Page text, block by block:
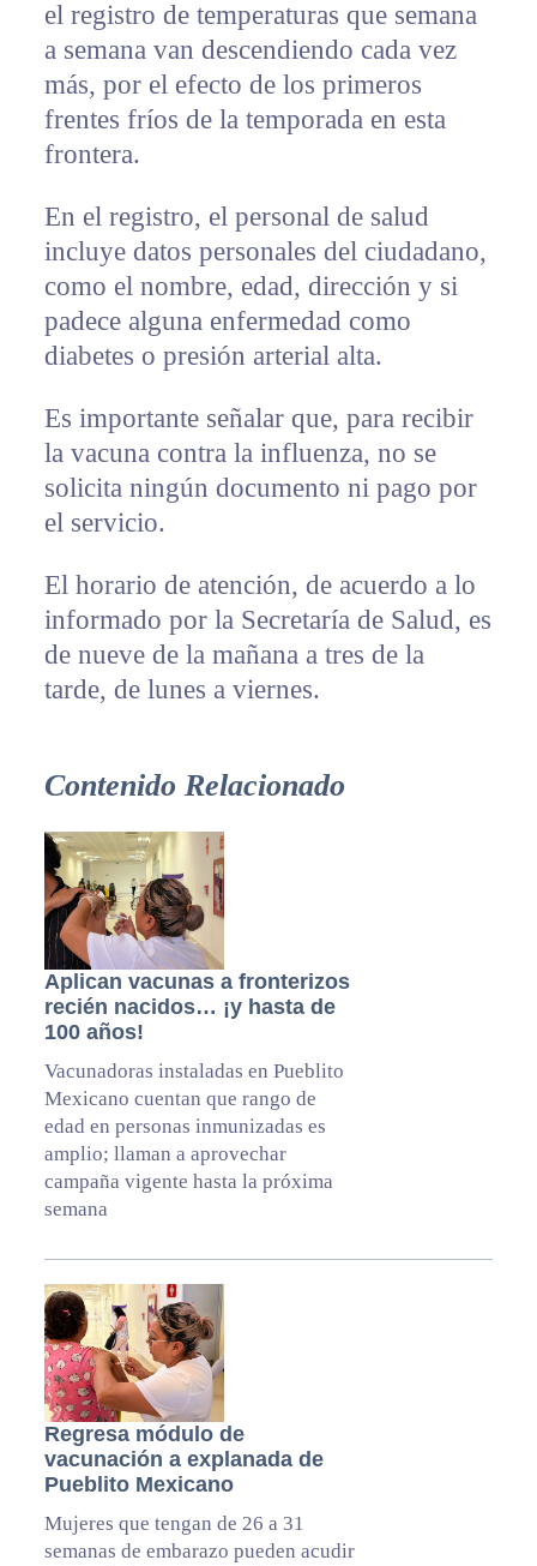
el registro de temperaturas que semana
a semana van descendiendo cada vez
más, por el efecto de los primeros
frentes fríos de la temporada en esta
frontera.
En el registro, el personal de salud
incluye datos personales del ciudadano,
como el nombre, edad, dirección y si
padece alguna enfermedad como
diabetes o presión arterial alta.
Es importante señalar que, para recibir
la vacuna contra la influenza, no se
solicita ningún documento ni pago por
el servicio.
El horario de atención, de acuerdo a lo
informado por la Secretaría de Salud, es
de nueve de la mañana a tres de la
tarde, de lunes a viernes.
Contenido Relacionado
Aplican vacunas a fronterizos
recién nacidos… ¡y hasta de
100 años!
Vacunadoras instaladas en Pueblito
Mexicano cuentan que rango de
edad en personas inmunizadas es
amplio; llaman a aprovechar
campaña vigente hasta la próxima
semana
Regresa módulo de
vacunación a explanada de
Pueblito Mexicano
Mujeres que tengan de 26 a 31
semanas de embarazo pueden acudir